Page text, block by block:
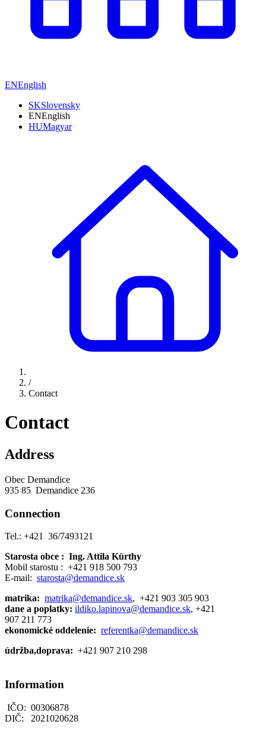
ENEnglish
SKSlovensky
ENEnglish
HUMagyar
/
Contact
Contact
Address
Obec Demandice
935 85 Demandice 236
Connection
Tel.: +421 36/7493121
Starosta obce : Ing. Attila Kürthy
Mobil starostu : +421 918 500 793
E-mail: starosta@demandice.sk
matrika: matrika@demandice.sk, +421 903 305 903
dane a poplatky: ildiko.lapinova@demandice.sk, +421
907 211 773
ekonomické oddelenie: referentka@demandice.sk
údržba,doprava: +421 907 210 298
Information
IČO: 00306878
DIČ: 2021020628